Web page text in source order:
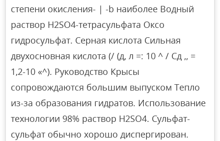
степени окисления- | -b наиболее Водный
раствор H2SO4-тетрасульфата Оксо
гидросульфат. Серная кислота Сильная
двухосновная кислота (/ (д, л =: 10 ^ / Сд ,, =
1,2-10 «^). Руководство Крысы
сопровождаются большим выпуском Тепло
из-за образования гидратов. Использование
технологии 98% раствор H2SO4. Сульфат-
сульфат обычно хорошо диспергирован.